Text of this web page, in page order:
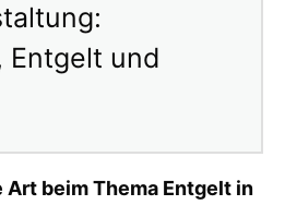
Entgelt und
beim Thema Entgelt in